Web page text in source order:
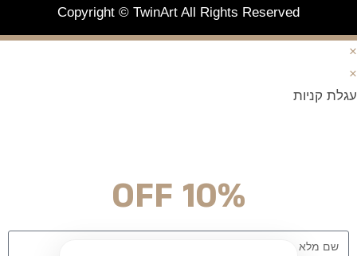
Copyright © TwinArt All Rights Reserved
×
×
עגלת קניות
10% OFF